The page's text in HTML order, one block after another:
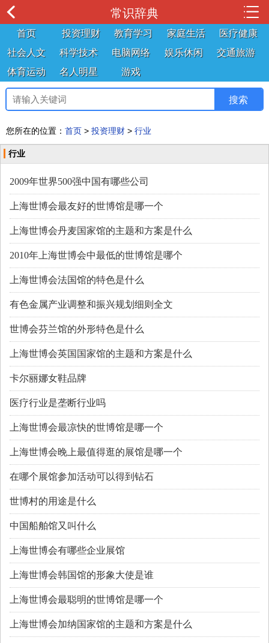
常识辞典
首页 投资理财 教育学习 家庭生活
医疗健康
社会人文
科学技术 电脑网络 娱乐休闲
交通旅游
体育运动
名人明星 游戏
您所在的位置： 首页 > 投资理财 > 行业
行业
2009年世界500强中国有哪些公司
上海世博会最友好的世博馆是哪一个
上海世博会丹麦国家馆的主题和方案是什么
2010年上海世博会中最低的世博馆是哪个
上海世博会法国馆的特色是什么
有色金属产业调整和振兴规划细则全文
世博会芬兰馆的外形特色是什么
上海世博会英国国家馆的主题和方案是什么
卡尔丽娜女鞋品牌
医疗行业是垄断行业吗
上海世博会最凉快的世博馆是哪一个
上海世博会晚上最值得逛的展馆是哪一个
在哪个展馆参加活动可以得到钻石
世博村的用途是什么
中国船舶馆又叫什么
上海世博会有哪些企业展馆
上海世博会韩国馆的形象大使是谁
上海世博会最聪明的世博馆是哪一个
上海世博会加纳国家馆的主题和方案是什么